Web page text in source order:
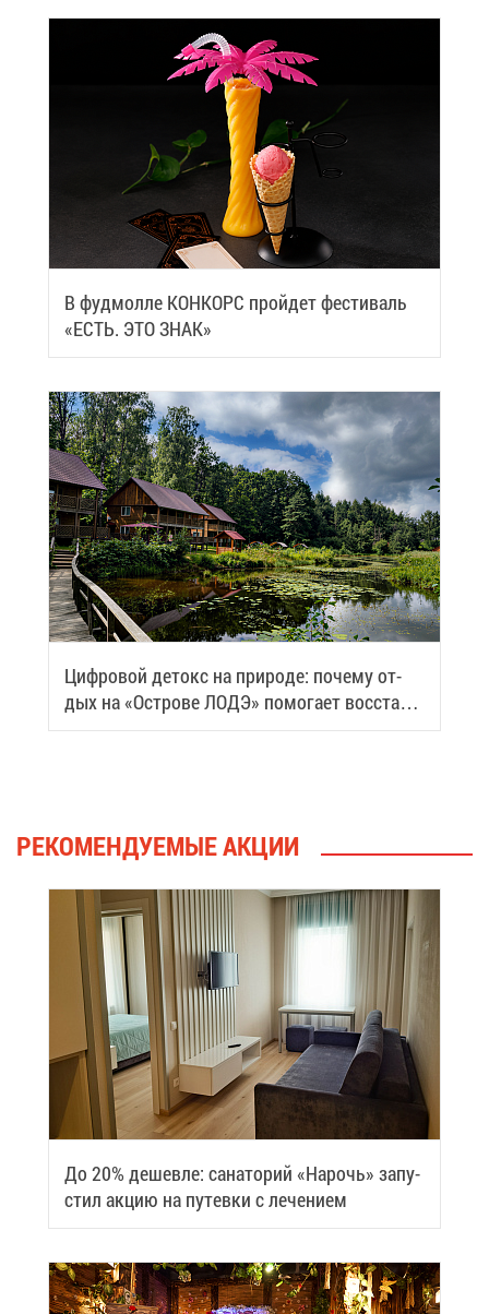
В фуд­мол­ле КОН­КОРС прой­дет фе­сти­валь
«ЕСТЬ. ЭТО ЗНАК»
Циф­ро­вой де­токс на при­ро­де: по­че­му от­
дых на «Ост­ро­ве ЛОДЭ» по­мо­га­ет вос­ста­но­
вить си­лы
РЕ­КО­МЕН­ДУ­Е­МЫЕ АК­ЦИИ
До 20% де­шев­ле: са­на­то­рий «На­рочь» за­пу­
стил ак­цию на пу­тев­ки с ле­че­ни­ем